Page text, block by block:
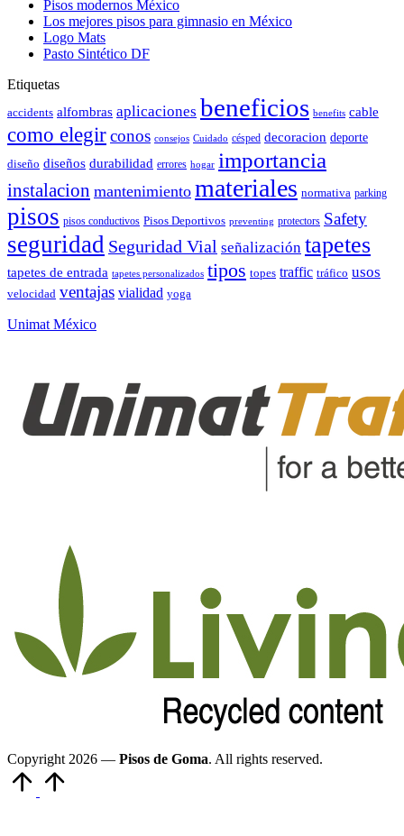
Pisos modernos México
Los mejores pisos para gimnasio en México
Logo Mats
Pasto Sintético DF
Etiquetas
accidents alfombras aplicaciones beneficios benefits cable
como elegirconos consejos Cuidado césped decoracion deporte
diseño diseños durabilidad errores hogar importancia
instalacion mantenimiento materiales normativa parking
pisos pisos conductivos Pisos Deportivos preventing protectors Safety
seguridad Seguridad Vial señalización tapetes
tapetes de entrada tapetes personalizados tipos topes traffic tráfico usos
velocidad ventajas vialidad yoga
Unimat México
Copyright 2026 — Pisos de Goma. All rights reserved.